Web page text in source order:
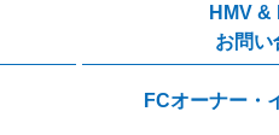
HMV
お問い
FCオーナー・